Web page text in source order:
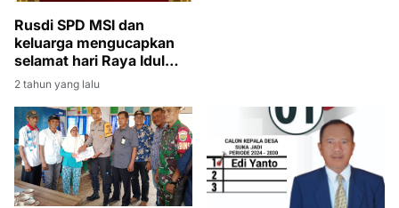
Rusdi SPD MSI dan
keluarga mengucapkan
selamat hari Raya Idul
Fitri 1 Syawal 1445
Hijriyah tahun 2024
2 tahun yang lalu